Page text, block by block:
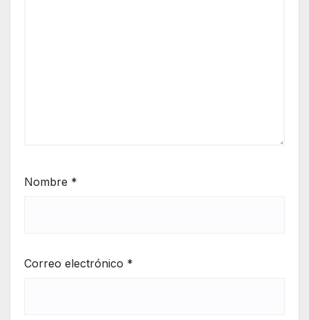
Nombre *
Correo electrónico *